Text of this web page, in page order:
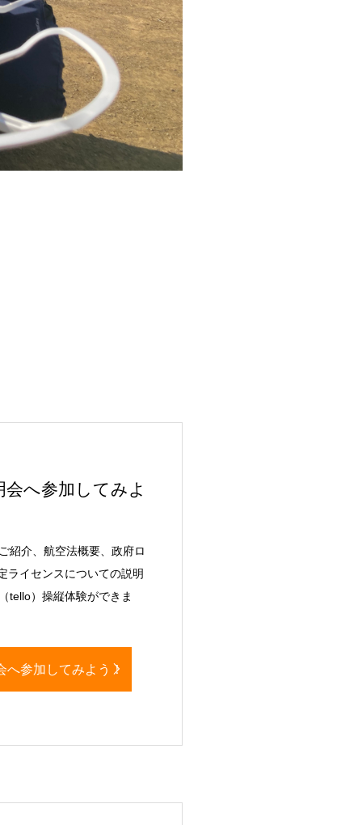
へ参加してみよ
紹介、航空法概要、政府ロ
ライセンスについての説明
tello）操縦体験ができま
へ参加してみよう！